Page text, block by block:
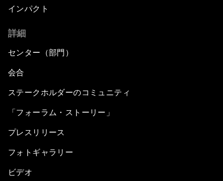
インパクト
詳細
センター（部門）
会合
ステークホルダーのコミュニティ
「フォーラム・ストーリー」
プレスリリース
フォトギャラリー
ビデオ